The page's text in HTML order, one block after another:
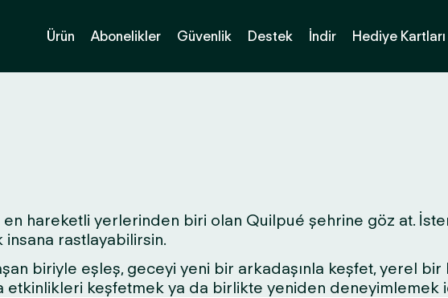
Ürün Abonelikler Güvenlik Destek İndir Hediye Kartları
en hareketli yerlerinden biri olan Quilpué şehrine göz at.
rastlayabilirsin.
biriyle eşleş, geceyi yeni bir arkadaşınla keşfet, yerel
keşfetmek ya da birlikte yeniden deneyimlemek